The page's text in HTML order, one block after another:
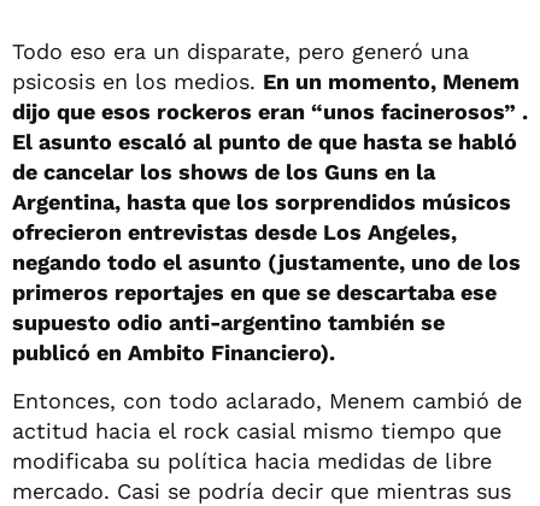
Todo eso era un disparate, pero generó una
psicosis en los medios. En un momento, Menem
dijo que esos rockeros eran “unos facinerosos” .
El asunto escaló al punto de que hasta se habló
de cancelar los shows de los Guns en la
Argentina, hasta que los sorprendidos músicos
ofrecieron entrevistas desde Los Angeles,
negando todo el asunto (justamente, uno de los
primeros reportajes en que se descartaba ese
supuesto odio anti-argentino también se
publicó en Ambito Financiero).
Entonces, con todo aclarado, Menem cambió de
actitud hacia el rock casial mismo tiempo que
modificaba su política hacia medidas de libre
mercado. Casi se podría decir que mientras sus